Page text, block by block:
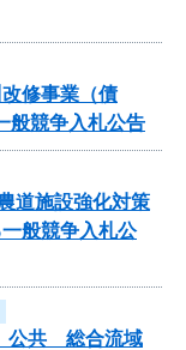
修事業（債
般競争入札公告
道施設強化対策
般競争入札公
公共 総合流域